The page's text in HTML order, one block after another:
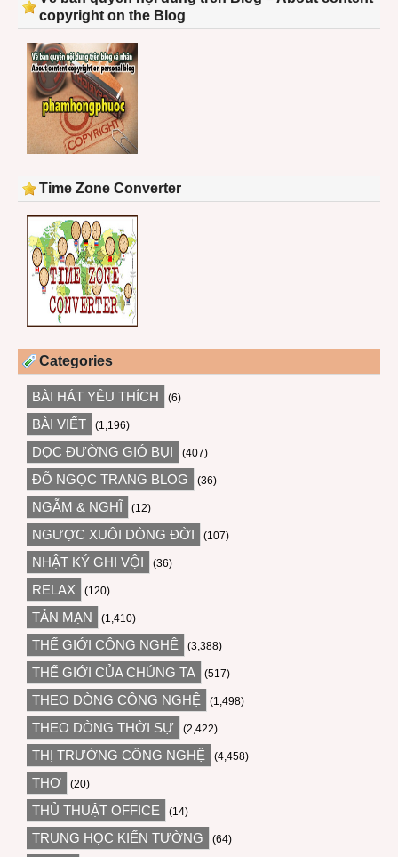
copyright on the Blog
Time Zone Converter
Categories
BÀI HÁT YÊU THÍCH (6)
BÀI VIẾT (1,196)
DỌC ĐƯỜNG GIÓ BỤI (407)
ĐỖ NGỌC TRANG BLOG (36)
NGẪM & NGHĨ (12)
NGƯỢC XUÔI DÒNG ĐỜI (107)
NHẬT KÝ GHI VỘI (36)
RELAX (120)
TẢN MẠN (1,410)
THẾ GIỚI CÔNG NGHỆ (3,388)
THẾ GIỚI CỦA CHÚNG TA (517)
THEO DÒNG CÔNG NGHỆ (1,498)
THEO DÒNG THỜI SỰ (2,422)
THỊ TRƯỜNG CÔNG NGHỆ (4,458)
THƠ (20)
THỦ THUẬT OFFICE (14)
TRUNG HỌC KIẾN TƯỜNG (64)